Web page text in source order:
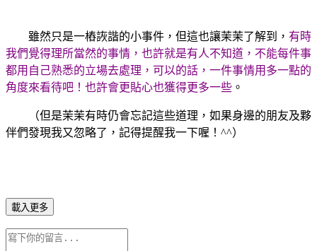
雖然只是一樁詼諧的小事件，但這也讓茉茉了解到， 有時
我們覺得理所當然的事情，也許就是有人不知道，不能每件事
都用自己熟悉的立場去處理，可以的話，一件事情用多一點的
角度來看待吧！也許會更貼心也獲得更多一些 。
（但是茉茉有時仍會忘記這些道理，如果身邊的朋友及夥
伴們發現我又忽略了，記得提醒我一下喔！^^）
載入更多